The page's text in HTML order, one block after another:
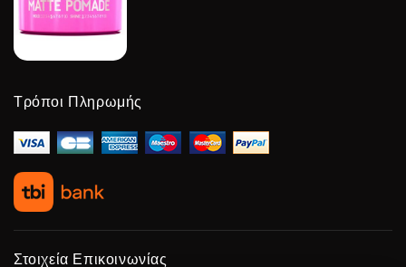
Τρόποι Πληρωμής
Στοιχεία Επικοινωνίας